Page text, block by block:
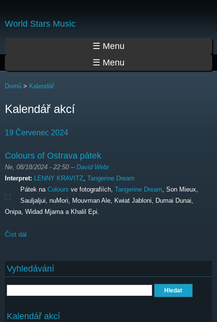
World Stars Music
☰ Menu
☰ Menu
Jste zde
Domů > Kalendář
Kalendář akcí
19 Červenec 2024
Colours of Ostrava pátek
Ne, 08/18/2024 - 22:50 -- David Webr
Interpret:
LENNY KRAVITZ Tangerine Dream
Pátek na Colours ve fotografiích, Tangerine Dream , Son Mieux,
Sauljaljui, nuMori, Mouvman Ale, Kwiat Jabloni, Dumai Dunai,
Onipa, Widad Mjama a Khalil Epi.
Číst dál
Vyhledávání
Kalendář akcí